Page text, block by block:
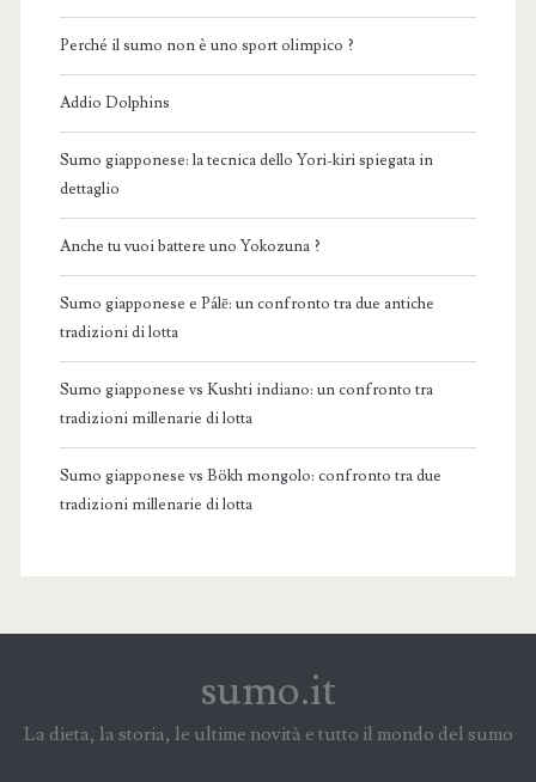
Perché il sumo non è uno sport olimpico ?
Addio Dolphins
Sumo giapponese: la tecnica dello Yori-kiri spiegata in
dettaglio
Anche tu vuoi battere uno Yokozuna ?
Sumo giapponese e Pálē: un confronto tra due antiche
tradizioni di lotta
Sumo giapponese vs Kushti indiano: un confronto tra
tradizioni millenarie di lotta
Sumo giapponese vs Bökh mongolo: confronto tra due
tradizioni millenarie di lotta
sumo.it
La dieta, la storia, le ultime novità e tutto il mondo del sumo